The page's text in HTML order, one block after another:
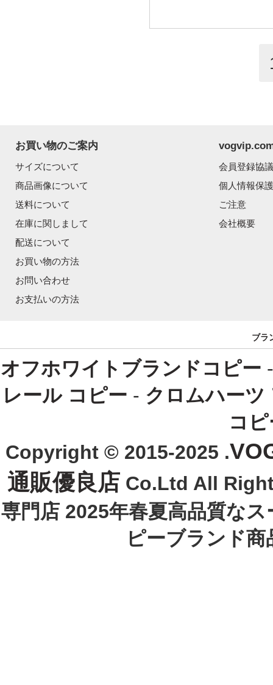
お買い物のご案内
サイズについて
商品画像について
送料について
在庫に関しまして
配送について
お買い物の方法
お問い合わせ
お支払いの方法
会員登録協
個人情報保
ご注意
会社概要
ブラ
オフホワイトブランドコピー
レール コピー - クロムハーツ
コ
Copyright © 2015-2025 .
通販優良店 Co.Ltd All
専門店 2025年春夏高品質な
ピーブランド